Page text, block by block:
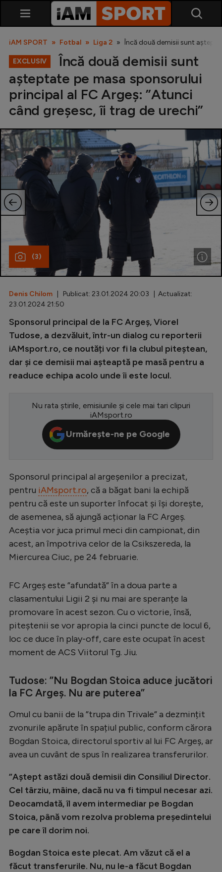
SuperLiga
Liga 2
Cupa României
Echipa Națională
Fotbal feminin
Inedit
Clasamente
Champions League
Europa League
CM 2026
Premier League
LaLiga
Bundesliga
Ligue 1
Campionate
Starurile fotbalului
EURO 2024
Clasamente
Tenis
Handbal
Natație
Formula 1
Gimnastică
Auto
Rugby
Alte sporturi
JO 2024
JO 2026
iAM SPORT Fotbal Liga 2 Încă două demisii sunt
EXCLUSIV
Încă două demisii sunt
așteptate pe masa sponsorului
principal al FC Argeș: ”Atunci
când greșesc, îi trag de urechi”
(3)
Denis Chilom | Publicat: 23.01.2024 20:03 | Actualizat:
23.01.2024 21:50
Sponsorul principal de la FC Argeș, Viorel
Tudose, a dezvăluit, într-un dialog cu reporterii
iAMsport.ro, ce noutăți vor fi la clubul piteștean,
dar și ce demisii mai așteaptă pe masă pentru a
readuce echipa acolo unde îi este locul.
Nu rata știrile, emisiunile și cele mai tari clipuri
iAMsport.ro
Urmărește-ne pe Google
Sponsorul principal al argeșenilor a precizat,
pentru iAMsport.ro, că a băgat bani la echipă
pentru că este un suporter înfocat și își dorește,
de asemenea, să ajungă acționar la FC Argeș.
Aceștia vor juca primul meci din campionat, din
acest, an împotriva celor de la Csikszereda, la
Miercurea Ciuc, pe 24 februarie.
FC Argeș este ”afundată” în a doua parte a
clasamentului Ligii 2 și nu mai are speranțe la
promovare în acest sezon. Cu o victorie, însă,
piteștenii se vor apropia la cinci puncte de locul 6,
loc ce duce în play-off, care este ocupat în acest
moment de ACS Viitorul Tg. Jiu.
Tudose: ”Nu Bogdan Stoica aduce jucători
la FC Argeș. Nu are puterea”
Omul cu banii de la ”trupa din Trivale” a dezmințit
zvonurile apărute în spațiul public, conform cărora
Bogdan Stoica, directorul sportiv al lui FC Argeș, ar
avea un cuvânt de spus în realizarea transferurilor.
”Aștept astăzi două demisii din Consiliul Director.
Cel târziu, mâine, dacă nu va fi timpul necesar azi.
Deocamdată, îl avem intermediar pe Bogdan
Stoica, până vom rezolva problema președintelui
pe care îl dorim noi.
Bogdan Stoica este plecat. Am văzut că el a
făcut transferurile. Nu, nu le-a făcut Bogdan